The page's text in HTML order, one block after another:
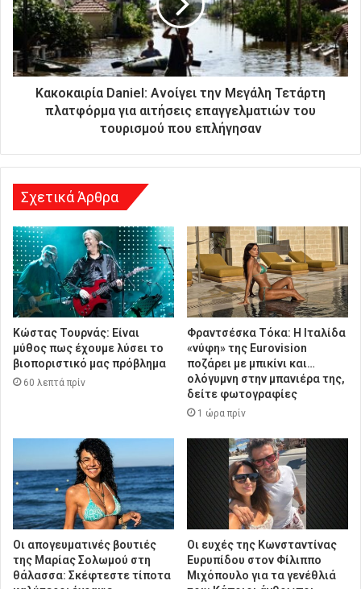
α
ς
ι
ε
σ
Κακοκαιρία Daniel: Ανοίγει την Μεγάλη Τετάρτη
πλατφόρμα για αιτήσεις επαγγελματιών του
τουρισμού που επλήγησαν
Σχετικά Άρθρα
Κώστας Τουρνάς: Είναι
μύθος πως έχουμε λύσει το
βιοποριστικό μας πρόβλημα
60 λεπτά πρίν
Φραντσέσκα Τόκα: Η Ιταλίδα
«νύφη» της Eurovision
ποζάρει με μπικίνι και…
ολόγυμνη στην μπανιέρα της,
δείτε φωτογραφίες
1 ώρα πρίν
Οι απογευματινές βουτιές
της Μαρίας Σολωμού στη
θάλασσα: Σκέφτεστε τίποτα
Οι ευχές της Κωνσταντίνας
Ευρυπίδου στον Φίλιππο
Μιχόπουλο για τα γενέθλιά